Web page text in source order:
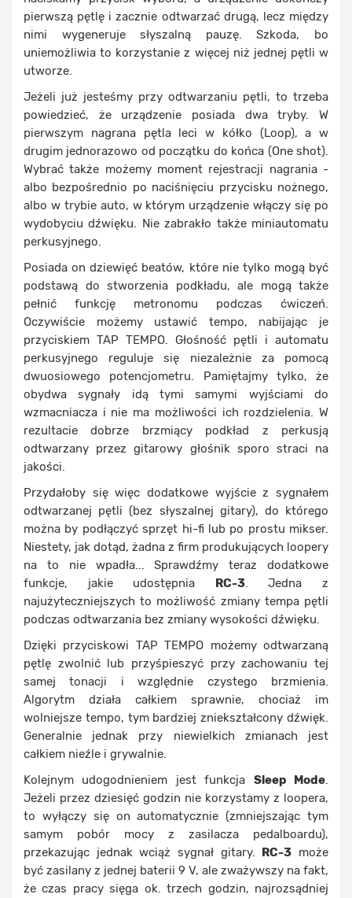
pierwszą pętlę i zacznie odtwarzać drugą, lecz między
nimi wygeneruje słyszalną pauzę. Szkoda, bo
uniemożliwia to korzystanie z więcej niż jednej pętli w
utworze.
Jeżeli już jesteśmy przy odtwarzaniu pętli, to trzeba
powiedzieć, że urządzenie posiada dwa tryby. W
pierwszym nagrana pętla leci w kółko (Loop), a w
drugim jednorazowo od początku do końca (One shot).
Wybrać także możemy moment rejestracji nagrania -
albo bezpośrednio po naciśnięciu przycisku nożnego,
albo w trybie auto, w którym urządzenie włączy się po
wydobyciu dźwięku. Nie zabrakło także miniautomatu
perkusyjnego.
Posiada on dziewięć beatów, które nie tylko mogą być
podstawą do stworzenia podkładu, ale mogą także
pełnić funkcję metronomu podczas ćwiczeń.
Oczywiście możemy ustawić tempo, nabijając je
przyciskiem TAP TEMPO. Głośność pętli i automatu
perkusyjnego reguluje się niezależnie za pomocą
dwuosiowego potencjometru. Pamiętajmy tylko, że
obydwa sygnały idą tymi samymi wyjściami do
wzmacniacza i nie ma możliwości ich rozdzielenia. W
rezultacie dobrze brzmiący podkład z perkusją
odtwarzany przez gitarowy głośnik sporo straci na
jakości.
Przydałoby się więc dodatkowe wyjście z sygnałem
odtwarzanej pętli (bez słyszalnej gitary), do którego
można by podłączyć sprzęt hi-fi lub po prostu mikser.
Niestety, jak dotąd, żadna z firm produkujących loopery
na to nie wpadła... Sprawdźmy teraz dodatkowe
funkcje, jakie udostępnia RC-3. Jedna z
najużyteczniejszych to możliwość zmiany tempa pętli
podczas odtwarzania bez zmiany wysokości dźwięku.
Dzięki przyciskowi TAP TEMPO możemy odtwarzaną
pętlę zwolnić lub przyśpieszyć przy zachowaniu tej
samej tonacji i względnie czystego brzmienia.
Algorytm działa całkiem sprawnie, chociaż im
wolniejsze tempo, tym bardziej zniekształcony dźwięk.
Generalnie jednak przy niewielkich zmianach jest
całkiem nieźle i grywalnie.
Kolejnym udogodnieniem jest funkcja Sleep Mode.
Jeżeli przez dziesięć godzin nie korzystamy z loopera,
to wyłączy się on automatycznie (zmniejszając tym
samym pobór mocy z zasilacza pedalboardu),
przekazując jednak wciąż sygnał gitary. RC-3 może
być zasilany z jednej baterii 9 V, ale zważywszy na fakt,
że czas pracy sięga ok. trzech godzin, najrozsądniej